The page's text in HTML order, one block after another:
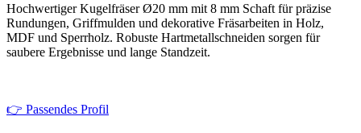
Hochwertiger Kugelfräser Ø20 mm mit 8 mm Schaft für präzise
Rundungen, Griffmulden und dekorative Fräsarbeiten in Holz,
MDF und Sperrholz. Robuste Hartmetallschneiden sorgen für
saubere Ergebnisse und lange Standzeit.
👉 Passendes Profil